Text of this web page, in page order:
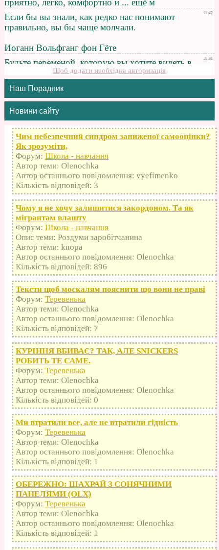
Щоб додати необхідна авторизація
Наш Порадник
Новини сайту
Чим небезпечний синдром заниженої самооцінки?
Як зрозуміти,
Форум: Школа - навчання
Автор теми: Olenochka
Автор останнього повідомлення: vyefimenko
Кількість відповідей: 3
Чому я не хочу залишитися закордоном. Та як
мігрантам влашту
Форум: Школа - навчання
Опис теми: Роздуми заробітчанина
Автор теми: knopa
Автор останнього повідомлення: Olenochka
Кількість відповідей: 896
Тексти щоб москалям пояснити що вони не праві
Форум: Теревенька
Автор теми: Olenochka
Автор останнього повідомлення: Olenochka
Кількість відповідей: 7
КУРІННЯ ВБИВАЄ? ТАК, АЛЕ SNICKERS
РОБИТЬ ТЕ САМЕ.
Форум: Теревенька
Автор теми: Olenochka
Автор останнього повідомлення: Olenochka
Кількість відповідей: 0
Ми втратили все, але не втратили гідність
Форум: Теревенька
Автор теми: Olenochka
Автор останнього повідомлення: Olenochka
Кількість відповідей: 1
ОБЕРЕЖНО: ШАХРАЙ З СОНЯЧНИМИ
ПАНЕЛЯМИ (OLX)
Форум: Теревенька
Автор теми: Olenochka
Автор останнього повідомлення: Olenochka
Кількість відповідей: 1